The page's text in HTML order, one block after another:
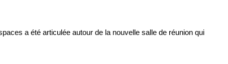
a été articulée autour de la nouvelle salle de réunion qui